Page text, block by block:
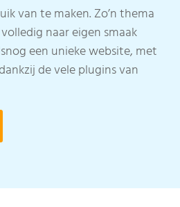
van te maken. Zo’n thema
naar eigen smaak
een unieke website, met
de vele plugins van